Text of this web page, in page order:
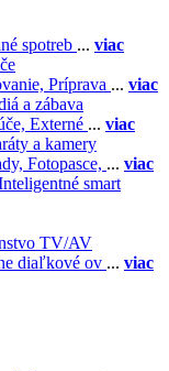
spotreb ... viac
Príprava ... viac
a zábava
Externé ... viac
a kamery
Fotopasce, ... viac
smart
TV/AV
diaľkové ov ... viac